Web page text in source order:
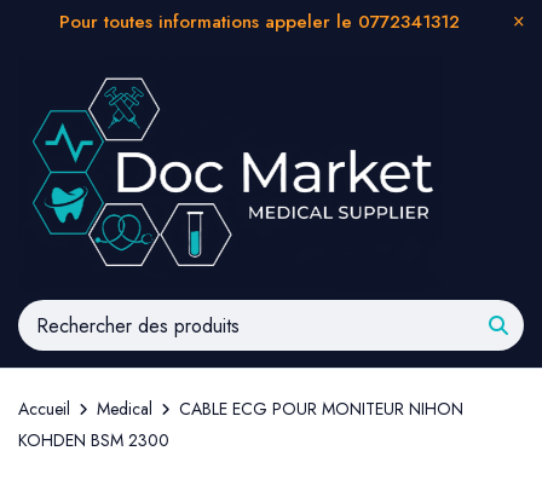
Pour toutes informations appeler le 0772341312
Accueil Medical
CABLE ECG POUR MONITEUR NIHON
KOHDEN BSM 2300